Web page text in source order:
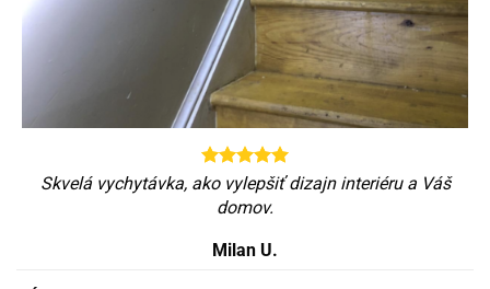
Skvelá vychytávka, ako vylepšiť dizajn interiéru a Váš
domov.
Milan U.